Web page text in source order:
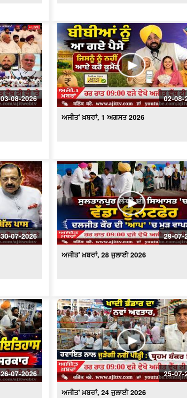
03-08-2026
02-08-
ਅਜੀਤ' ਖ਼ਬਰਾਂ, 1 ਅਗਸਤ 2026
30-07-2026
29-07-
ਅਜੀਤ' ਖ਼ਬਰਾਂ, 28 ਜੁਲਾਈ 2026
26-07-2026
25-07-
ਅਜੀਤ' ਖ਼ਬਰਾਂ, 24 ਜੁਲਾਈ 2026